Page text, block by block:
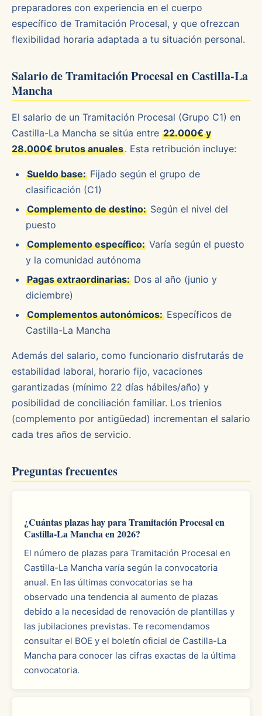
preparadores con experiencia en el cuerpo
específico de Tramitación Procesal, y que ofrezcan
flexibilidad horaria adaptada a tu situación personal.
Salario de Tramitación Procesal en Castilla-La
Mancha
El salario de un Tramitación Procesal (Grupo C1) en
Castilla-La Mancha se sitúa entre 22.000€ y
28.000€ brutos anuales. Esta retribución incluye:
Sueldo base: Fijado según el grupo de
clasificación (C1)
Complemento de destino: Según el nivel del
puesto
Complemento específico: Varía según el puesto
y la comunidad autónoma
Pagas extraordinarias: Dos al año (junio y
diciembre)
Complementos autonómicos: Específicos de
Castilla-La Mancha
Además del salario, como funcionario disfrutarás de
estabilidad laboral, horario fijo, vacaciones
garantizadas (mínimo 22 días hábiles/año) y
posibilidad de conciliación familiar. Los trienios
(complemento por antigüedad) incrementan el salario
cada tres años de servicio.
Preguntas frecuentes
¿Cuántas plazas hay para Tramitación Procesal en
Castilla-La Mancha en 2026?
El número de plazas para Tramitación Procesal en
Castilla-La Mancha varía según la convocatoria
anual. En las últimas convocatorias se ha
observado una tendencia al aumento de plazas
debido a la necesidad de renovación de plantillas y
las jubilaciones previstas. Te recomendamos
consultar el BOE y el boletín oficial de Castilla-La
Mancha para conocer las cifras exactas de la última
convocatoria.